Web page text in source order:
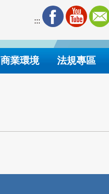
:::
商業環境 法規專區